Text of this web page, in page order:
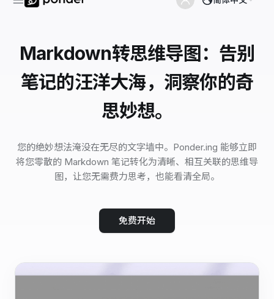
Markdown转思维导图：告别
笔记的汪洋大海，洞察你的奇
思妙想。
您的绝妙想法淹没在无尽的文字墙中。Ponder.ing 能够立即
将您零散的 Markdown 笔记转化为清晰、相互关联的思维导
图，让您无需费力思考，也能看清全局。
免费开始